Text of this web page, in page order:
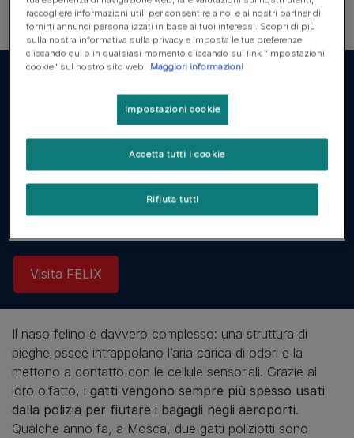
gatto siano invece perfettamente chiari.
Scopri la gamma FELIX
Visita FELIX
Il naso felino è davvero complesso: una struttura di
pieghe ossee intrappolano l’aria carica di odori e la
mettono a contatto con le cellule sensoriali. Grazie al
loro olfatto, i gatti vengono sempre più spesso usati
dalla polizia per fiutare i bagagli negli aeroporti.
Qualche anno fa, a Mosca, due gatti poliziotti sono
raccogliere informazioni utili per consentire a noi e ai nostri partner di
fornirti annunci personalizzati in base ai tuoi interessi. Scopri di più
sulla nostra informativa sulla privacy e imposta le tue preferenze
cliccando qui o in qualsiasi momento cliccando sul link "Impostazioni
cookie" sul nostro sito web. Maggiori informazioni
Impostazioni cookie
Rifiuta tutti
Accetta tutti i cookie